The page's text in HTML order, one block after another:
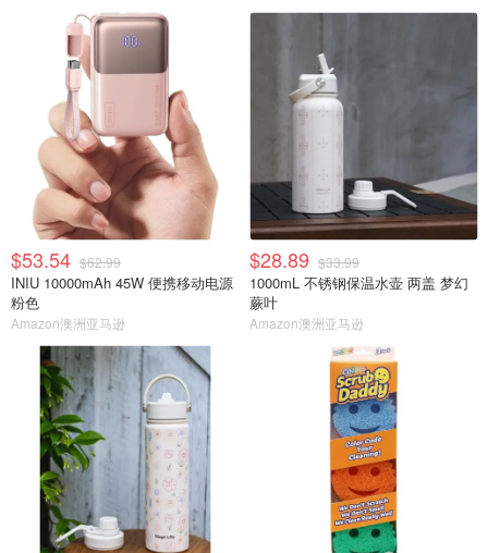
$53.54 $62.99
INIU 10000mAh 45W 便携移动电源
粉色
Amazon澳洲亚马逊
$28.89 $33.99
1000mL 不锈钢保温水壶 两盖 梦幻
蕨叶
Amazon澳洲亚马逊